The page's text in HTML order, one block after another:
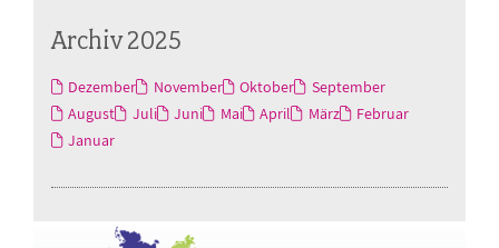
Archiv 2025
Dezember November Oktober
September
August
Juli Juni Mai April März
Februar
Januar